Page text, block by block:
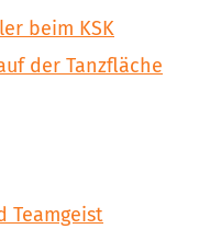
beim KSK
der Tanzfläche
Teamgeist